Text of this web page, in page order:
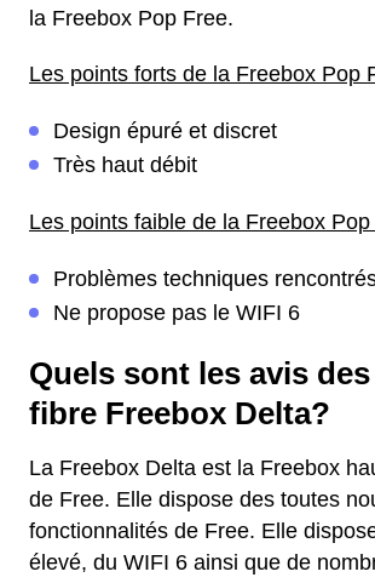
la Freebox Pop Free.
Les points forts de la Freebox Pop
Design épuré et discret
Très haut débit
Les points faible de la Freebox Pop
Problèmes techniques
Ne propose pas le WIFI 6
Quels sont les avis
fibre Freebox Delta?
La Freebox Delta est la Freebox
de Free. Elle dispose des toutes
fonctionnalités de Free. Elle
élevé, du WIFI 6 ainsi que de